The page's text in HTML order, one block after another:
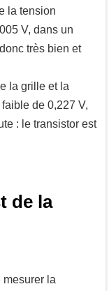
la tension
V, dans un
très bien et
la grille et la
de 0,227 V,
: le transistor est
de la
mesurer la